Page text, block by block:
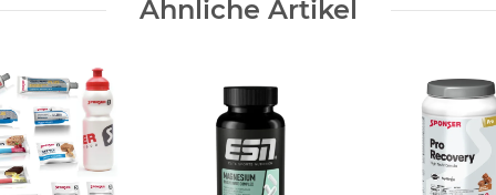
Ähnliche Artikel